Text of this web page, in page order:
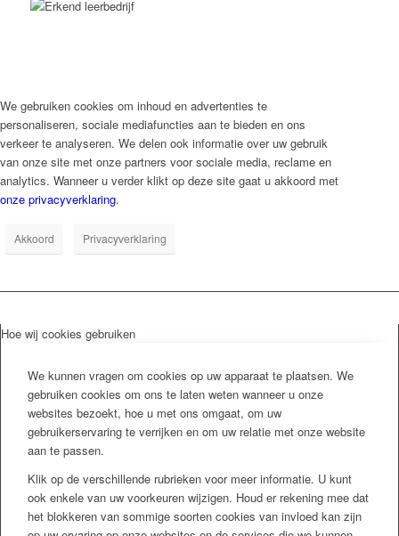
We gebruiken cookies om inhoud en advertenties te
personaliseren, sociale mediafuncties aan te bieden en ons
verkeer te analyseren. We delen ook informatie over uw gebruik
van onze site met onze partners voor sociale media, reclame en
analytics. Wanneer u verder klikt op deze site gaat u akkoord met
onze privacyverklaring.
Akkoord Privacyverklaring
Hoe wij cookies gebruiken
We kunnen vragen om cookies op uw apparaat te plaatsen. We
gebruiken cookies om ons te laten weten wanneer u onze
websites bezoekt, hoe u met ons omgaat, om uw
gebruikerservaring te verrijken en om uw relatie met onze website
aan te passen.
Klik op de verschillende rubrieken voor meer informatie. U kunt
ook enkele van uw voorkeuren wijzigen. Houd er rekening mee dat
het blokkeren van sommige soorten cookies van invloed kan zijn